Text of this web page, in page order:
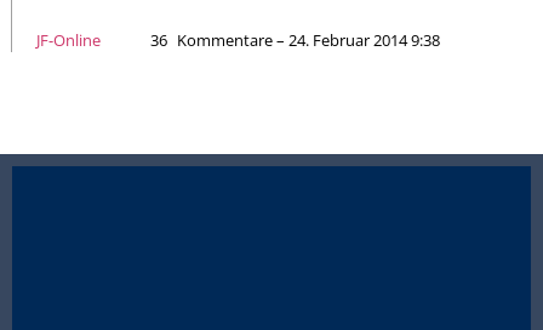
JF-Online 36 Kommentare – 24. Februar 2014 9:38